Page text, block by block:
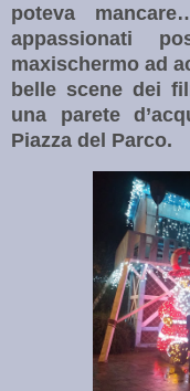
poteva
appassionati
maxischermo ad
belle scene dei
una parete
Piazza del Parco.